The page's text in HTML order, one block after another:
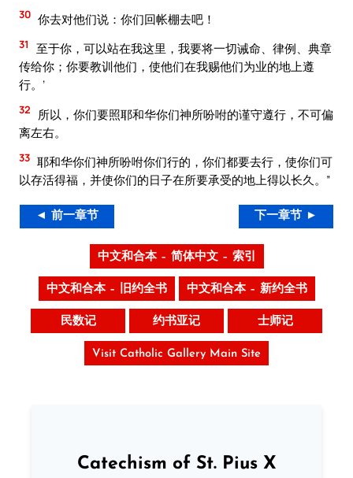
30 你去对他们说：你们回帐棚去吧！
31
至于你，可以站在我这里，我要将一切诫命、律例、典章
传给你；你要教训他们，使他们在我赐他们为业的地上遵
行。’
32
所以，你们要照耶和华你们神所吩咐的谨守遵行，不可偏
离左右。
33 耶和华你们神所吩咐你们行的，你们都要去行，使你们可
以存活得福，并使你们的日子在所要承受的地上得以长久。”
◄ 前一章节 下一章节 ►
中文和合本 – 简体中文 – 索引
中文和合本 – 旧约全书 中文和合本 – 新约全书
民数记 约书亚记 士师记
Visit Catholic Gallery Main Site
Catechism of St. Pius X